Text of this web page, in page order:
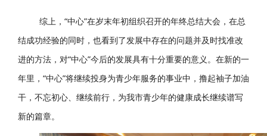
综上，“中心”在岁末年初组织召开的年终总结大会，在总
结成功经验的同时，也看到了发展中存在的问题并及时找准改
进的方法，对“中心”今后的发展具有十分重要的意义。在新的一
年里，“中心”将继续投身为青少年服务的事业中，撸起袖子加油
干，不忘初心、继续前行，为我市青少年的健康成长继续谱写
新的篇章。